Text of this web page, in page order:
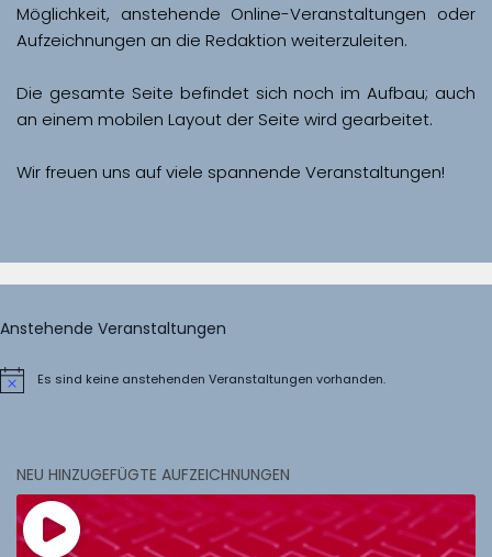
Möglichkeit, anstehende Online-Veranstaltungen oder
Aufzeichnungen an die Redaktion weiterzuleiten.
Die gesamte Seite befindet sich noch im Aufbau; auch
Wir freuen uns auf viele spannende Veranstaltungen!
Anstehende Veranstaltungen
HinweisEs sind keine anstehenden Veranstaltungen vorhanden.
NEU HINZUGEFÜGTE AUFZEICHNUNGEN